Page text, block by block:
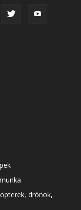
drónok,